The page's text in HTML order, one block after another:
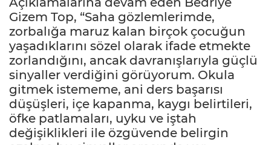
Gizem Top, “Saha gözlemlerimde,
zorbalığa maruz kalan birçok çocuğun
yaşadıklarını sözel olarak ifade etmekte
zorlandığını, ancak davranışlarıyla güçlü
sinyaller verdiğini görüyorum. Okula
gitmek istememe, ani ders başarısı
düşüşleri, içe kapanma, kaygı belirtileri,
öfke patlamaları, uyku ve iştah
değişiklikleri ile özgüvende belirgin